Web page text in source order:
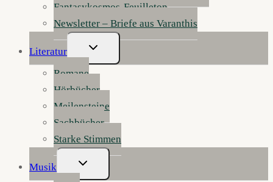
Fantasykosmos-Feuilleton
Newsletter – Briefe aus Varanthis
Literatur
Untermenü
Umschalten
Romane
Hörbücher
Meilensteine
Sachbücher
Starke Stimmen
Musik
Untermenü
Umschalten